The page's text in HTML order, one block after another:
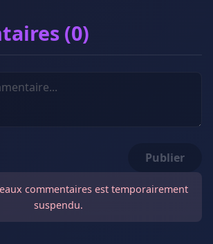
(0)
Publier
commentaires est temporairement
suspendu.